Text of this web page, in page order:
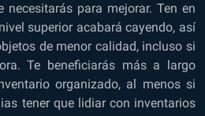
para mejorar. Ten en
superior acabará cayendo, así
de menor calidad, incluso si
Te beneficiarás más a largo
organizado, al menos si
tener que lidiar con inventarios